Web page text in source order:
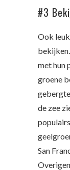
#3
Ook
met hun
groene
de zee
San